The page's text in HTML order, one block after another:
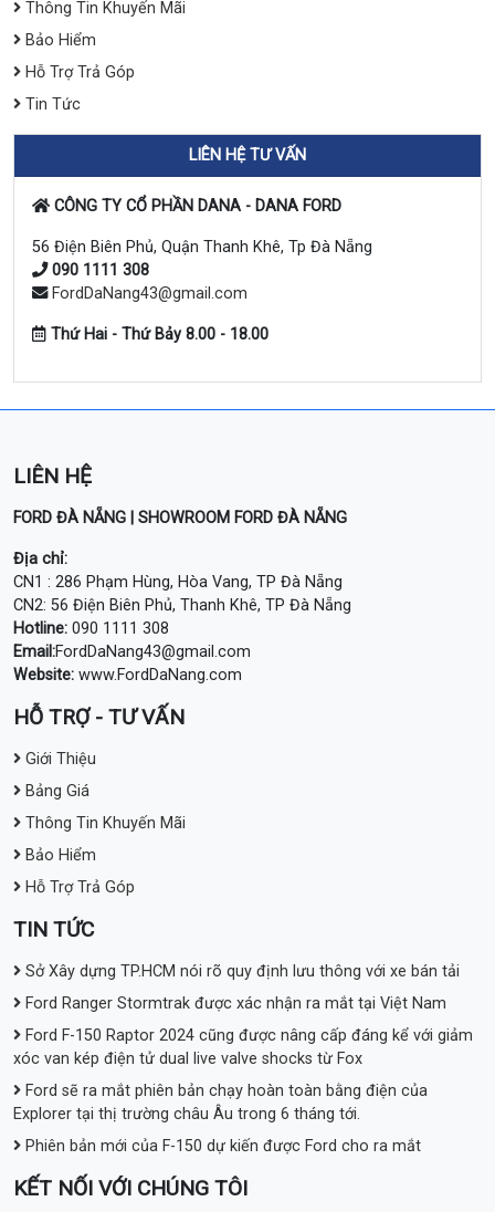
Thông Tin Khuyến Mãi
Bảo Hiểm
Hỗ Trợ Trả Góp
Tin Tức
LIÊN HỆ TƯ VẤN
CÔNG TY CỔ PHẦN DANA - DANA FORD
56 Điện Biên Phủ, Quận Thanh Khê, Tp Đà Nẵng
090 1111 308
FordDaNang43@gmail.com
Thứ Hai - Thứ Bảy 8.00 - 18.00
LIÊN HỆ
FORD ĐÀ NẴNG | SHOWROOM FORD ĐÀ NẴNG
Địa chỉ:
CN1 : 286 Phạm Hùng, Hòa Vang, TP Đà Nẵng
CN2: 56 Điện Biên Phủ, Thanh Khê, TP Đà Nẵng
Hotline: 090 1111 308
Email:FordDaNang43@gmail.com
Website: www.FordDaNang.com
HỖ TRỢ - TƯ VẤN
Giới Thiệu
Bảng Giá
Thông Tin Khuyến Mãi
Bảo Hiểm
Hỗ Trợ Trả Góp
TIN TỨC
Sở Xây dựng TP.HCM nói rõ quy định lưu thông với xe bán tải
Ford Ranger Stormtrak được xác nhận ra mắt tại Việt Nam
Ford F-150 Raptor 2024 cũng được nâng cấp đáng kể với giảm
xóc van kép điện tử dual live valve shocks từ Fox
Ford sẽ ra mắt phiên bản chạy hoàn toàn bằng điện của
Explorer tại thị trường châu Âu trong 6 tháng tới.
Phiên bản mới của F-150 dự kiến được Ford cho ra mắt
KẾT NỐI VỚI CHÚNG TÔI